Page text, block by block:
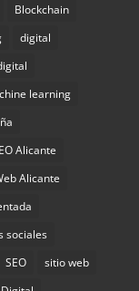
Blockchain
digital
learning
Alicante
Alicante
sociales
SEO
sitio web